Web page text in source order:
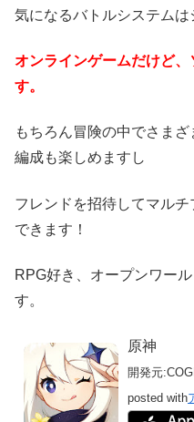
気になるバトルシステム
オンラインゲームだけど
す。
もちろん冒険の中でさま
編成も楽しめますし
フレンドを招待してマル
できます！
RPG好き、オープンワー
す。
原神
開発元:
posted with